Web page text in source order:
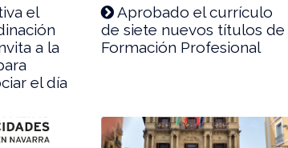
el
a la
el día
Aprobado el currículo
de siete nuevos títulos de
Formación Profesional